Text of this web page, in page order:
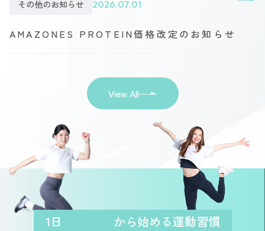
その他のお知らせ 2026.07.01
AMAZONES PROTEIN価格改定のお知らせ
View All
1日 から始める運動習慣